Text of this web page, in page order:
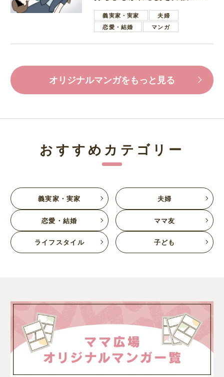
葉で励ます夫
義実家・実家
夫婦
恋愛・結婚
マンガ
オリジナルマンガをもっと見る
おすすめカテゴリー
義実家・実家 夫婦
恋愛・結婚 ママ友
ライフスタイル 子ども